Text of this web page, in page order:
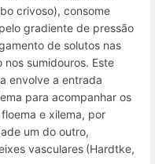
crivoso), consome
gradiente de pressão
de solutos nas
sumidouros. Este
envolve a entrada
para acompanhar os
e xilema, por
um do outro,
vasculares (Hardtke,